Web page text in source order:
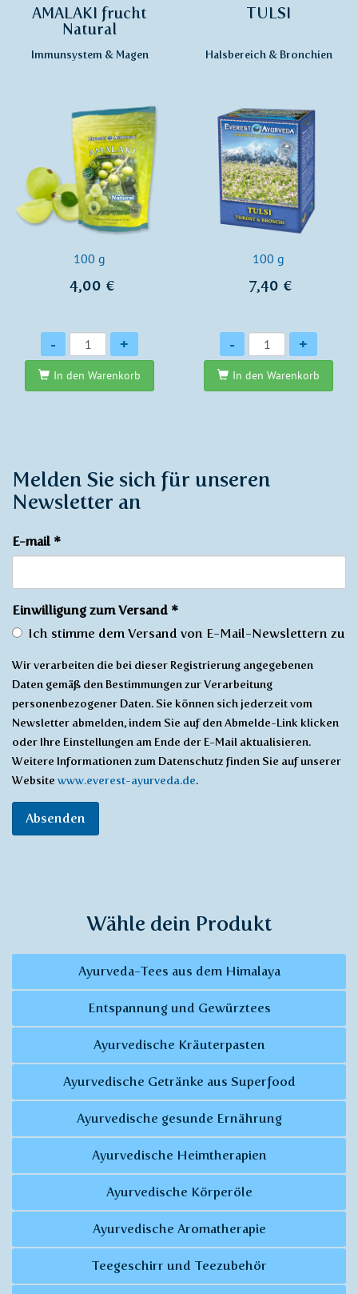
AMALAKI frucht
Natural
Immunsystem & Magen
100 g
4,00 €
Anzahl
- +
In den Warenkorb
TULSI
Halsbereich & Bronchien
100 g
7,40 €
Anzahl
- +
In den Warenkorb
Melden Sie sich für unseren
Newsletter an
E-mail *
Einwilligung zum Versand *
Ich stimme dem Versand von E-Mail-Newslettern zu
Wir verarbeiten die bei dieser Registrierung angegebenen
Daten gemäß den Bestimmungen zur Verarbeitung
personenbezogener Daten. Sie können sich jederzeit vom
Newsletter abmelden, indem Sie auf den Abmelde-Link klicken
oder Ihre Einstellungen am Ende der E-Mail aktualisieren.
Weitere Informationen zum Datenschutz finden Sie auf unserer
Website www.everest-ayurveda.de.
Absenden
Wähle dein Produkt
Ayurveda-Tees aus dem Himalaya
Entspannung und Gewürztees
Ayurvedische Kräuterpasten
Ayurvedische Getränke aus Superfood
Ayurvedische gesunde Ernährung
Ayurvedische Heimtherapien
Ayurvedische Körperöle
Ayurvedische Aromatherapie
Teegeschirr und Teezubehör